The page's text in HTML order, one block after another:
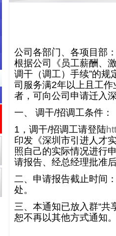
公司各部门、各项目部
根据公司《员工薪酬、
调干（调工）手续”的
司服务满2年以上且工
者，可向公司申请迁入
一、 调干/招调工条件：
1，调干/招调工请登陆
印发《深圳市引进人才
照自己的实际情况进行
请报告、经总经理批准
二、申请报告截止时间
处。
三、本通知已放入群“共
恕不再以其他方式通知